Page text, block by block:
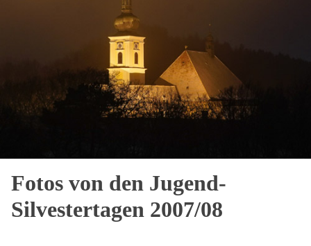
Fotos von den Jugend-
Silvestertagen 2007/08